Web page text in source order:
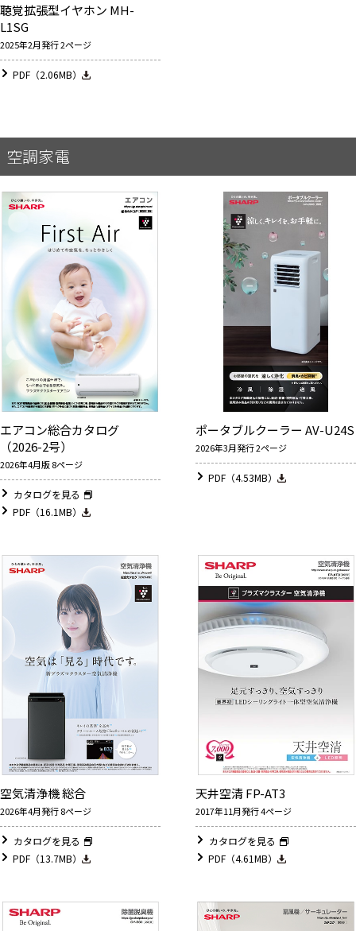
聴覚拡張型イヤホン MH-
L1SG
2025年2月発行 2ページ
PDF（2.06MB）
空調家電
エアコン総合カタログ
（2026-2号）
2026年4月版 8ページ
カタログを見る
PDF（16.1MB）
ポータブルクーラー AV-U24S
2026年3月発行 2ページ
PDF（4.53MB）
空気清浄機 総合
2026年4月発行 8ページ
カタログを見る
PDF（13.7MB）
天井空清 FP-AT3
2017年11月発行 4ページ
カタログを見る
PDF（4.61MB）